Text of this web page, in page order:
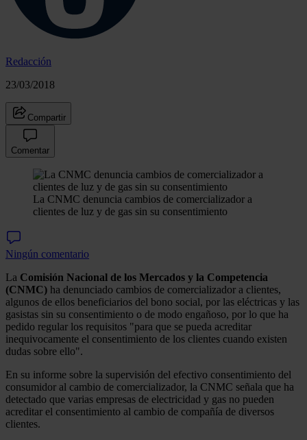
Redacción
23/03/2018
Compartir
Comentar
La CNMC denuncia cambios de comercializador a
clientes de luz y de gas sin su consentimiento
Ningún comentario
La Comisión Nacional de los Mercados y la Competencia
(CNMC) ha denunciado cambios de comercializador a clientes,
algunos de ellos beneficiarios del bono social, por las eléctricas y las
gasistas sin su consentimiento o de modo engañoso, por lo que ha
pedido regular los requisitos "para que se pueda acreditar
inequivocamente el consentimiento de los clientes cuando existen
dudas sobre ello".
En su informe sobre la supervisión del efectivo consentimiento del
consumidor al cambio de comercializador, la CNMC señala que ha
detectado que varias empresas de electricidad y gas no pueden
acreditar el consentimiento al cambio de compañía de diversos
clientes.